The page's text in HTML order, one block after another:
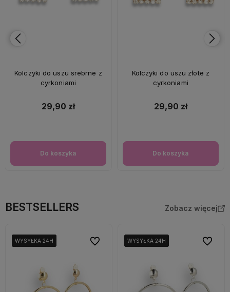
Kolczyki do uszu srebrne z
cyrkoniami
29,90 zł
Do koszyka
Kolczyki do uszu złote z
cyrkoniami
29,90 zł
Do koszyka
BESTSELLERS Zobacz więcej
WYSYŁKA 24H
WYSYŁKA 24H
WYSYŁKA 24H Do ulubionychWYSYŁKA 24H
WYSYŁKA 24H
WYSYŁKA 24H Do